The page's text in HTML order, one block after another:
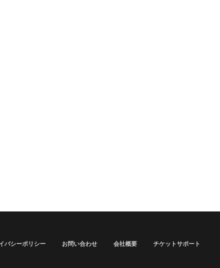
バシーポリシー お問い合わせ 会社概要 チケットサポート